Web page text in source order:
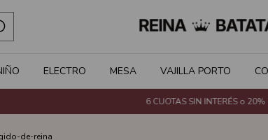
ELECTRO MESA VAJILLA PORTO
6 CUOTAS SIN INTERÉS o 20% de descuento
de-reina